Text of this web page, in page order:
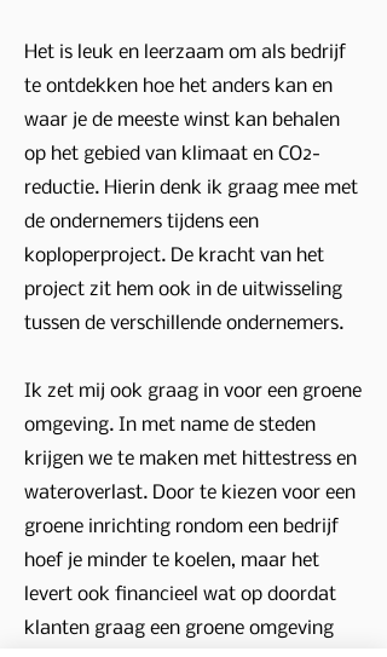
Het is leuk en leerzaam om als bedrijf
te ontdekken hoe het anders kan en
waar je de meeste winst kan behalen
op het gebied van klimaat en CO2-
reductie. Hierin denk ik graag mee met
de ondernemers tijdens een
koploperproject. De kracht van het
project zit hem ook in de uitwisseling
tussen de verschillende ondernemers.
Ik zet mij ook graag in voor een groene
omgeving. In met name de steden
krijgen we te maken met hittestress en
wateroverlast. Door te kiezen voor een
groene inrichting rondom een bedrijf
hoef je minder te koelen, maar het
levert ook financieel wat op doordat
klanten graag een groene omgeving